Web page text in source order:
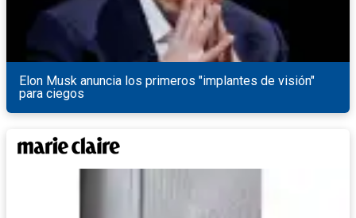
Elon Musk anuncia los primeros "implantes de visión"
para ciegos